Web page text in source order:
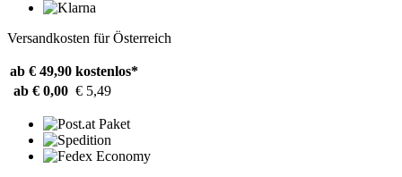
Versandkosten für Österreich
ab € 49,90 kostenlos*
ab € 0,00 € 5,49